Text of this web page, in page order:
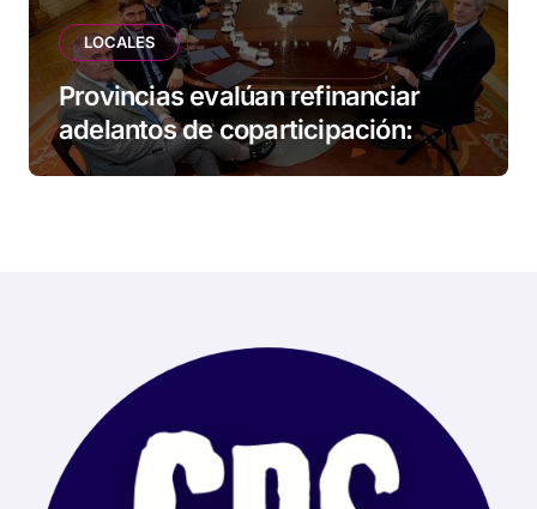
LOCALES
Provincias evalúan refinanciar
adelantos de coparticipación:
Tierra del Fuego, entre las